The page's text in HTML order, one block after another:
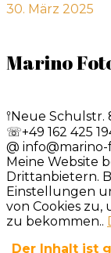
30. März 2025
Marino
𖥣Neue Schulstr.
☏+49 162 425
@
Meine Website
Drittanbietern.
Einstellungen
von Cookies
zu bekommen..
Der Inhalt ist